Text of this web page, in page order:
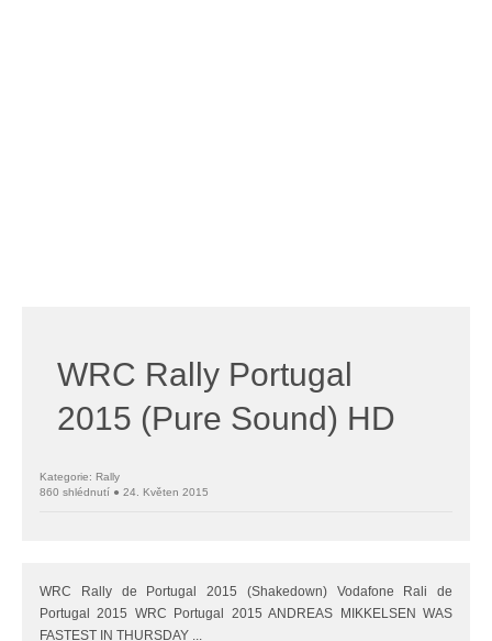
WRC Rally Portugal
2015 (Pure Sound) HD
Kategorie: Rally
860 shlédnutí ● 24. Květen 2015
WRC Rally de Portugal 2015 (Shakedown) Vodafone Rali de
Portugal 2015 WRC Portugal 2015 ANDREAS MIKKELSEN WAS
FASTEST IN THURSDAY ...